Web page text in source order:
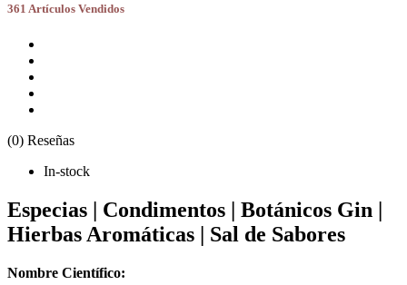
361 Artículos Vendidos
(0) Reseñas
In-stock
Especias | Condimentos | Botánicos Gin |
Hierbas Aromáticas | Sal de Sabores
Nombre Científico: